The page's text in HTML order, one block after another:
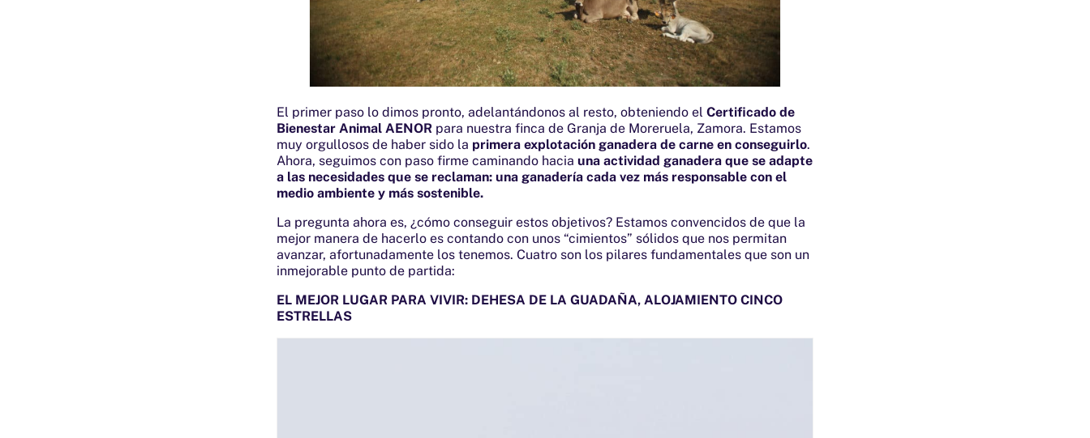
El primer paso lo dimos pronto, adelantándonos al resto, obteniendo el Certificado de
Bienestar Animal AENOR para nuestra finca de Granja de Moreruela, Zamora. Estamos
muy orgullosos de haber sido la primera explotación ganadera de carne en conseguirlo.
Ahora, seguimos con paso firme caminando hacia una actividad ganadera que se adapte
a las necesidades que se reclaman: una ganadería cada vez más responsable con el
medio ambiente y más sostenible.
La pregunta ahora es, ¿cómo conseguir estos objetivos? Estamos convencidos de que la
mejor manera de hacerlo es contando con unos “cimientos” sólidos que nos permitan
avanzar, afortunadamente los tenemos. Cuatro son los pilares fundamentales que son un
inmejorable punto de partida:
EL MEJOR LUGAR PARA VIVIR: DEHESA DE LA GUADAÑA, ALOJAMIENTO CINCO
ESTRELLAS